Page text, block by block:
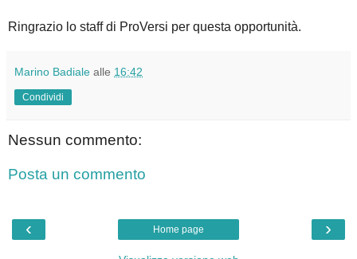
Ringrazio lo staff di ProVersi per questa opportunità.
Marino Badiale alle 16:42
Condividi
Nessun commento:
Posta un commento
‹ ›
Home page